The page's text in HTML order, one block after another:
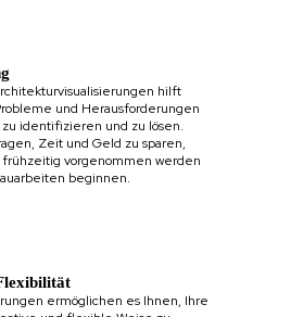
hilft
und Herausforderungen
identifizieren und zu lösen.
Zeit und Geld zu sparen,
vorgenommen werden
beginnen.
ermöglichen es Ihnen, Ihre